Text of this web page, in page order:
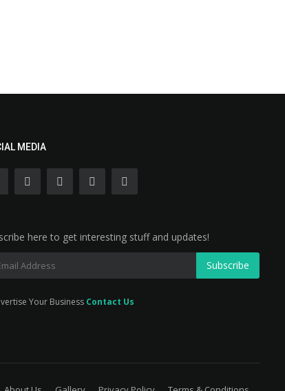
MEDIA
here to get interesting stuff and updates!
Subscribe
Your Business Contact Us